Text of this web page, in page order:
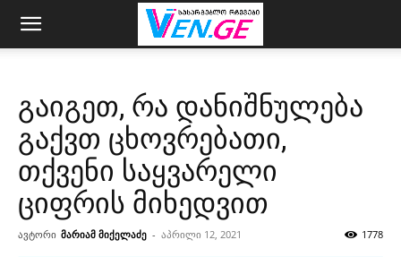
გაიგეთ, რა დანიშნულება
გაქვთ ცხოვრებათი,
თქვენი საყვარელი
ციფრის მიხედვით
ავტორი მარიამ მიქელაძე - აპრილი 12, 2021 1778